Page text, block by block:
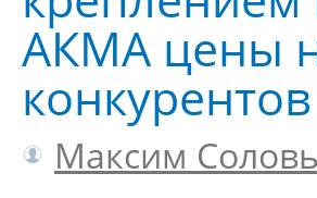
АКМА цены
Максим